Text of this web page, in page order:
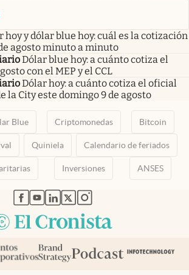
hoy y dólar blue hoy: cuál es la cotización
agosto minuto a minuto
Dólar blue hoy: a cuánto cotiza el
con el MEP y el CCL
Dólar hoy: a cuánto cotiza el oficial
la City este domingo 9 de agosto
Blue Criptomonedas Bitcoin
Quiniela Calendario de feriados
Inversiones ANSES
abre en nueva pestaña
abre en nueva pestaña
abre en nueva pestaña
abre en nueva pestaña
abre en nueva pestaña